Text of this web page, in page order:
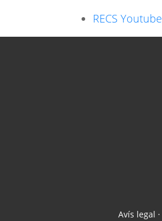
RECS Youtube
Avís legal ·